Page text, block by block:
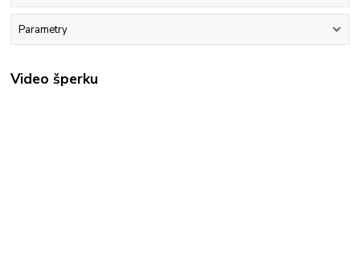
Parametry
Video šperku